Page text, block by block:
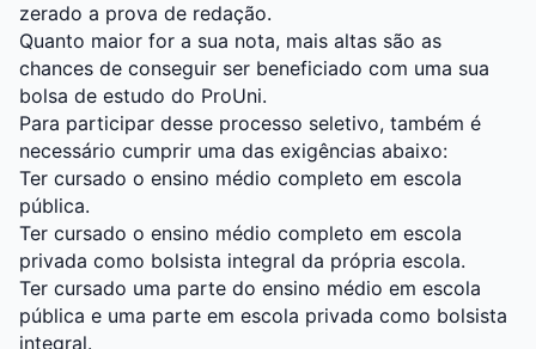
zerado a prova de redação.
Quanto maior for a sua nota, mais altas são as
chances de conseguir ser beneficiado com uma sua
bolsa de estudo do ProUni.
Para participar desse processo seletivo, também é
necessário cumprir uma das exigências abaixo:
Ter cursado o ensino médio completo em escola
pública.
Ter cursado o ensino médio completo em escola
privada como bolsista integral da própria escola.
Ter cursado uma parte do ensino médio em escola
pública e uma parte em escola privada como bolsista
integral.